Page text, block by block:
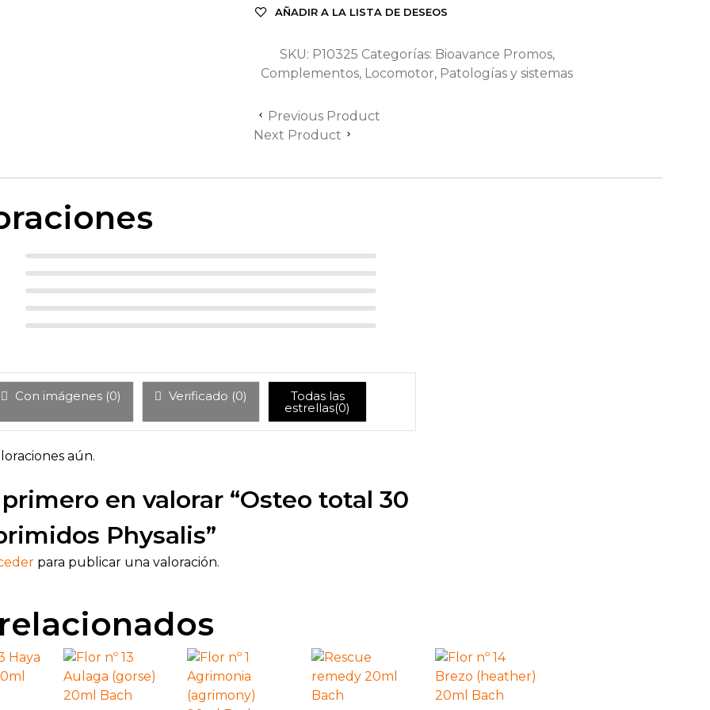
AÑADIR A LA LISTA DE DESEOS
SKU: P10325 Categorías: Bioavance Promos,
Complementos, Locomotor, Patologías y sistemas
Previous Product
Next Product
Con imágenes (0) Verificado (0) Todas las
estrellas(0)
aún.
en valorar “Osteo total 30
Physalis”
para publicar una valoración.